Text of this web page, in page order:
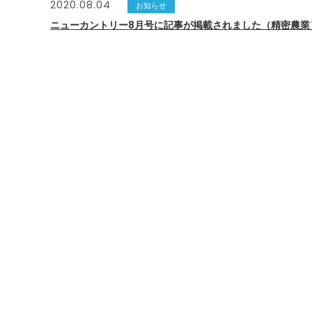
2020.08.04 お知らせ
ニューカントリー8月号に記事が掲載されました（精密農